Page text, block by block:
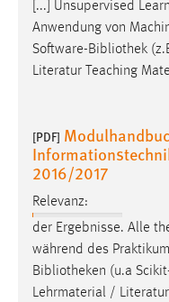
[...] Unsupervised
Anwendung von
Software-Bibliothek
Literatur Teaching
[PDF]
2016/2017
Relevanz:
der Ergebnisse. Alle
während des
Bibliotheken (u.a
Lehrmaterial /
staticfilecache
Zweck:
Für performante
gespeichert, ob
Sprachpräferenz
Name:
Zweck:
Das Cookie
Cookie Laufzeit:
30 Tage